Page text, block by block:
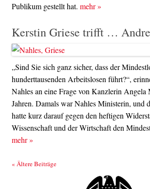
Publikum gestellt hat. mehr»
Kerstin Griese trifft …
„Sind Sie sich ganz sicher, dass der
hunderttausenden Arbeitslosen führt?“,
Nahles an eine Frage von Kanzlerin Angela
Jahren. Damals war Nahles Ministerin, und
hatte kurz darauf gegen den heftigen
Wissenschaft und der Wirtschaft den
mehr»
Beitrags-Navigation
« Ältere Beiträge